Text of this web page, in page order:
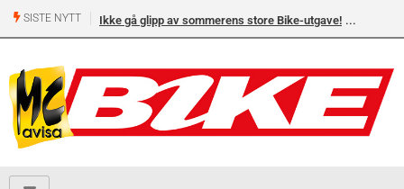
SISTE NYTT Ikke gå glipp av sommerens store Bike-utgave!